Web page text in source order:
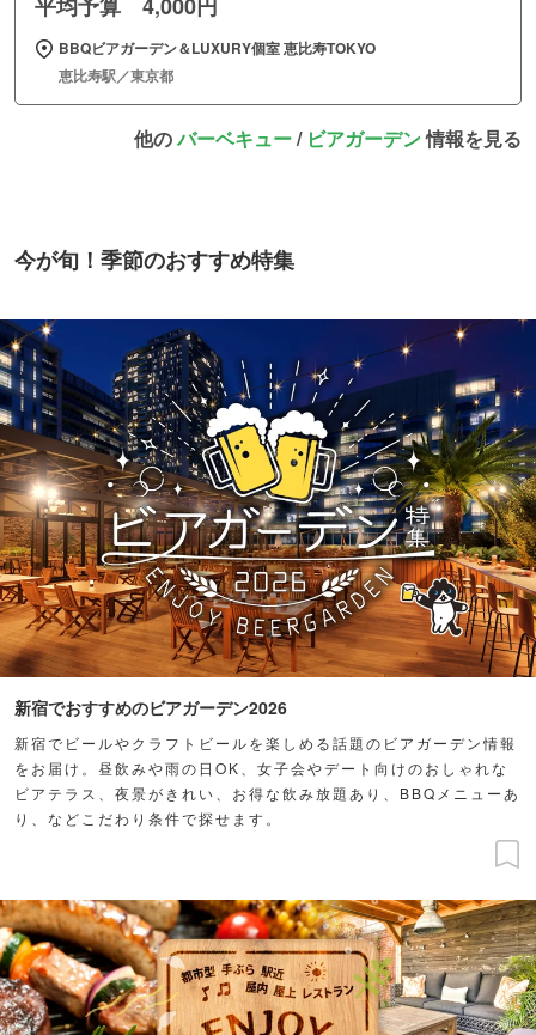
BBQビアガーデン＆LUXURY個室 恵比寿TOKYO
恵比寿駅／東京都
他のバーベキュー/ ビアガーデン情報を見る
今が旬！季節のおすすめ特集
新宿でおすすめのビアガーデン2026
新宿でビールやクラフトビールを楽しめる話題のビアガーデン情報
をお届け。昼飲みや雨の日OK、女子会やデート向けのおしゃれな
ビアテラス、夜景がきれい、お得な飲み放題あり、BBQメニューあ
り、などこだわり条件で探せます。